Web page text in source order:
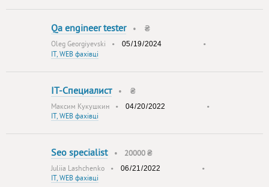
Qa engineer tester• ₴
Oleg Georgiyevski •
•
IT, WEB фахівці
IT-Специалист• ₴
Максим Кукушкин •
•
IT, WEB фахівці
Seo specialist• 20000 ₴
Juliia Lashchenko •
•
IT, WEB фахівці